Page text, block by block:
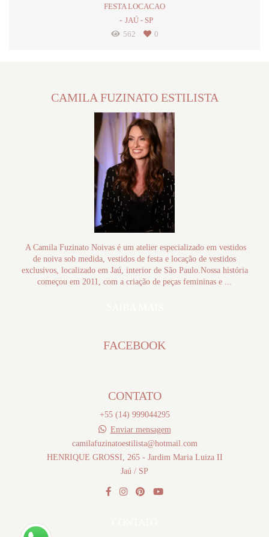
FESTA LOCACAO
JAÚ - SP
562
0
CAMILA FUZINATO ESTILISTA
A Camila Fuzinato Noivas é um atelier especializado em vestidos
de noiva sob medida, vestidos de festa e locação de vestidos
exclusivos, localizado em Jaú, interior de São Paulo.Nossa história
começou em 2011, com a criação de peças femininas e ...
FACEBOOK
CONTATO
+55 (14) 999044295
Enviar mensagem
camilafuzinatoestilista@hotmail.com
HENRIQUE GROSSI, 265 - Jardim Maria Luiza II
Jaú / SP